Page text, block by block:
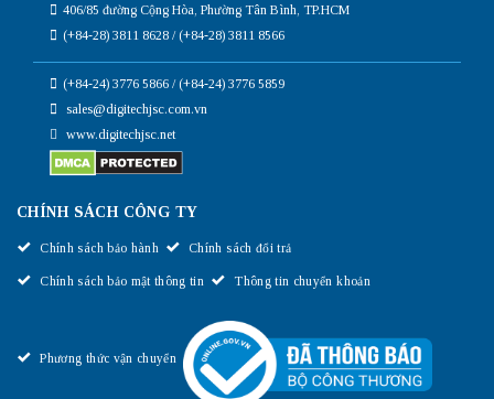
406/85 đường Cộng Hòa, Phường Tân Bình, TP.HCM
(+84-28) 3811 8628 / (+84-28) 3811 8566
(+84-24) 3776 5866 / (+84-24) 3776 5859
sales@digitechjsc.com.vn
www.digitechjsc.net
CHÍNH SÁCH CÔNG TY
Chính sách bảo hành Chính sách đổi trả
Chính sách bảo mật thông tin Thông tin chuyển khoản
Phương thức vận chuyển